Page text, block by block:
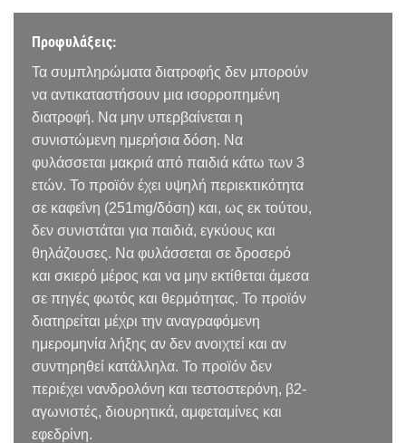
Προφυλάξεις:
Τα συμπληρώματα διατροφής δεν μπορούν
να αντικαταστήσουν μια ισορροπημένη
διατροφή. Να μην υπερβαίνεται η
συνιστώμενη ημερήσια δόση. Να
φυλάσσεται μακριά από παιδιά κάτω των 3
ετών. Το προϊόν έχει υψηλή περιεκτικότητα
σε καφεΐνη (251mg/δόση) και, ως εκ τούτου,
δεν συνιστάται για παιδιά, εγκύους και
θηλάζουσες. Να φυλάσσεται σε δροσερό
και σκιερό μέρος και να μην εκτίθεται άμεσα
σε πηγές φωτός και θερμότητας. Το προϊόν
διατηρείται μέχρι την αναγραφόμενη
ημερομηνία λήξης αν δεν ανοιχτεί και αν
συντηρηθεί κατάλληλα. Το προϊόν δεν
περιέχει νανδρολόνη και τεστοστερόνη, β2-
αγωνιστές, διουρητικά, αμφεταμίνες και
εφεδρίνη.